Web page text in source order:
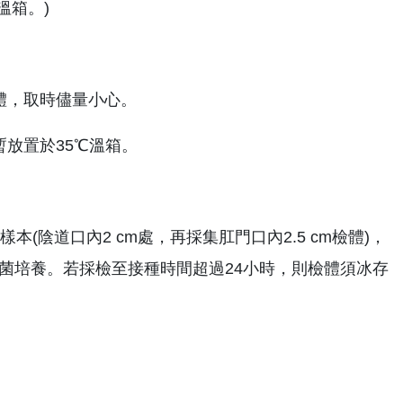
箱。)
取時儘量小心。
置於35℃溫箱。
本(陰道口內2 cm處，再採集肛門口內2.5 cm檢體)，
培養。若採檢至接種時間超過24小時，則檢體須冰存